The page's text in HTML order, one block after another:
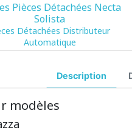
Pièces Détachées Necta
Solista
Détachées Distributeur
Automatique
Description
modèles